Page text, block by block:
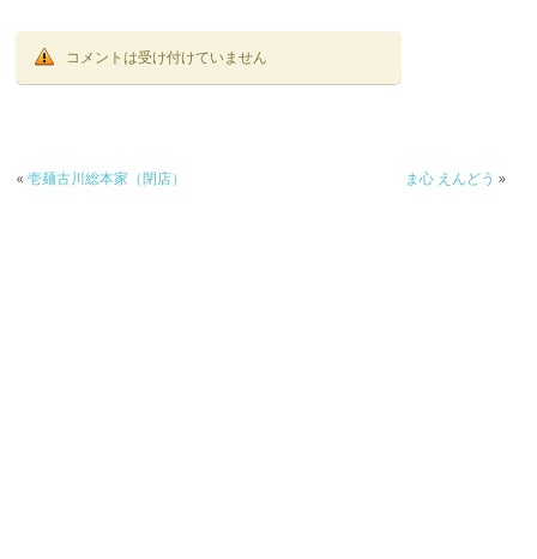
コメントは受け付けていません
«壱麺古川総本家（閉店） ま心 えんどう »